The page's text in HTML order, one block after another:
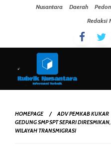
Nusantara Daerah
Redaksi
HOMEPAGE
ADV PEMKAB KUKAR
GEDUNG SMP SPT SEPARI
WILAYAH TRANSMIGRASI